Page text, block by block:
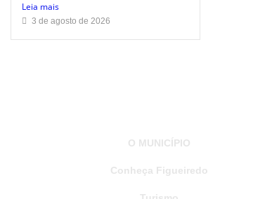
Leia mais
3 de agosto de 2026
O MUNICÍPIO
Conheça Figueiredo